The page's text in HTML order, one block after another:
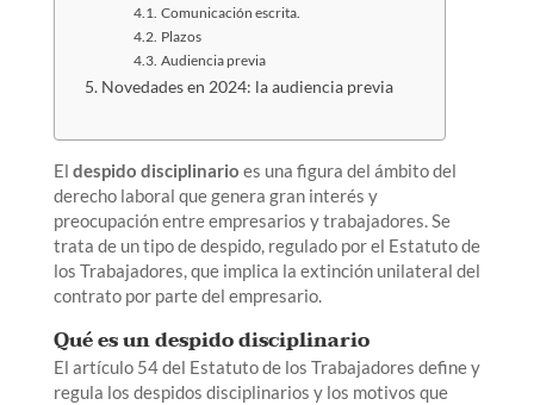
Comunicación escrita.
Plazos
Audiencia previa
Novedades en 2024: la audiencia previa
El despido disciplinario es una figura del ámbito del
derecho laboral que genera gran interés y
preocupación entre empresarios y trabajadores. Se
trata de un tipo de despido, regulado por el Estatuto de
los Trabajadores, que implica la extinción unilateral del
contrato por parte del empresario.
Qué es un despido disciplinario
El artículo 54 del Estatuto de los Trabajadores define y
regula los despidos disciplinarios y los motivos que